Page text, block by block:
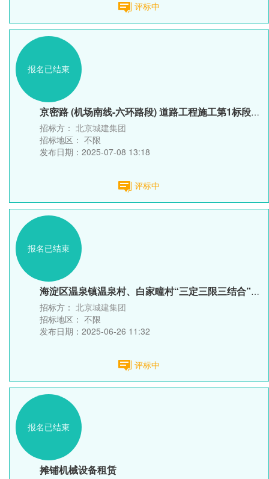
评标中
报名已结束
京密路 (机场南线-六环路段) 道路工程施工第1标段支护、 ...
招标方： 北京城建集团
招标地区： 不限
发布日期：2025-07-08 13:18
评标中
报名已结束
海淀区温泉镇温泉村、白家疃村“三定三限三结合”定向安置房项目...
招标方： 北京城建集团
招标地区： 不限
发布日期：2025-06-26 11:32
评标中
报名已结束
摊铺机械设备租赁